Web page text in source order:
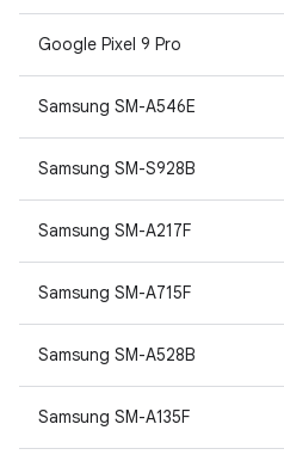
Google Pixel 9 Pro
Samsung SM-A546E
Samsung SM-S928B
Samsung SM-A217F
Samsung SM-A715F
Samsung SM-A528B
Samsung SM-A135F